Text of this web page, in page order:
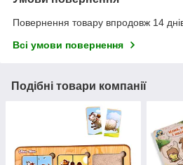
Повернення товару впродовж 14
Всі умови повернення
Подібні товари компанії